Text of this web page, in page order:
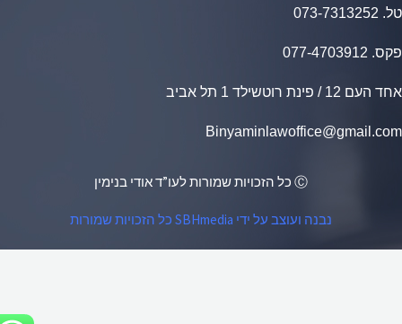
073-7313252
077​-​4703912
/ פינת רוטשילד 1 תל אביב
נבנה ועוצב על ידי SBHmedia כל הזכויות שמורות